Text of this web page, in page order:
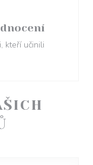
kteří učinili